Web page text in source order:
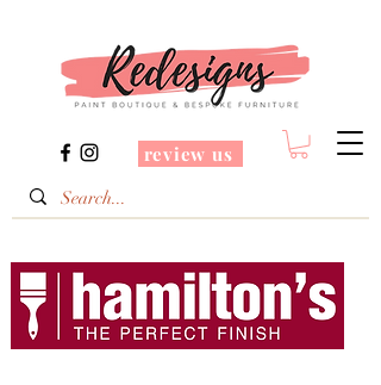
review us